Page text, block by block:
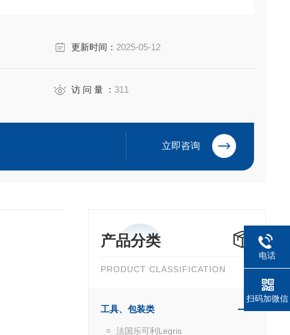
更新时间： 2025-05-12
访 问 量 ：311
立即咨询
产品分类
PRODUCT CLASSIFICATION
工具、包装类
法国乐可利Legris
电话
扫码加微信